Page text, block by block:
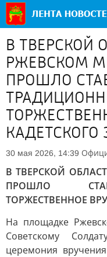
В ТВЕРСКОЙ
РЖЕВСКОМ
ПРОШЛО
КАДЕТСКОГО
30 мая 2026, 14:39
В ТВЕРСКОЙ
ПРОШЛО
ТОРЖЕСТВЕННОЕ
На площадке
Советскому
церемония